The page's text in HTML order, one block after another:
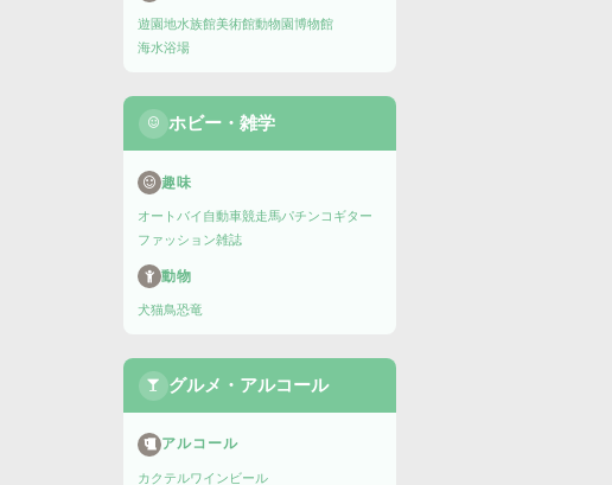
遊園地水族館美術館動物園博物館
海水浴場
ホビー・雑学
趣味
オートバイ 自動車競走馬パチンコ ギター
ファッション雑誌
動物
犬猫鳥恐竜
グルメ・アルコール
アルコール
カクテルワイン ビール